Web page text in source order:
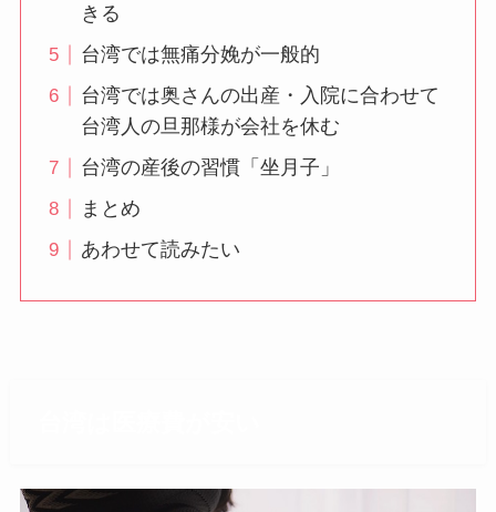
きる
台湾では無痛分娩が一般的
台湾では奥さんの出産・入院に合わせて
台湾人の旦那様が会社を休む
台湾の産後の習慣「坐月子」
まとめ
あわせて読みたい